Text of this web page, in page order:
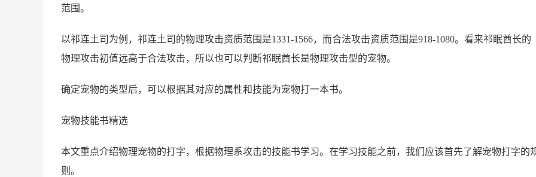
范围。
以祁连土司为例，祁连土司的物理攻击资质范围是1331-1566，而合法攻击资质范围是918-1080。看来祁眠酋长的
物理攻击初值远高于合法攻击，所以也可以判断祁眠酋长是物理攻击型的宠物。
确定宠物的类型后，可以根据其对应的属性和技能为宠物打一本书。
宠物技能书精选
本文重点介绍物理宠物的打字，根据物理系攻击的技能书学习。在学习技能之前，我们应该首先了解宠物打字的
则。